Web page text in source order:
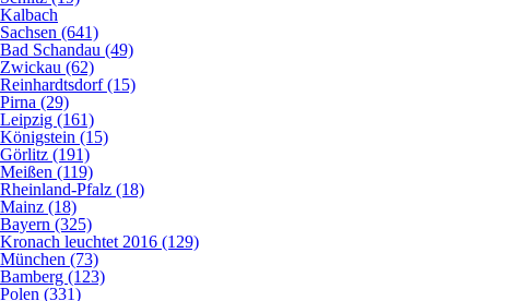
Kalbach
Sachsen (641)
Bad Schandau (49)
Zwickau (62)
Reinhardtsdorf (15)
Pirna (29)
Leipzig (161)
Königstein (15)
Görlitz (191)
Meißen (119)
Rheinland-Pfalz (18)
Mainz (18)
Bayern (325)
Kronach leuchtet 2016 (129)
München (73)
Bamberg (123)
Polen (331)